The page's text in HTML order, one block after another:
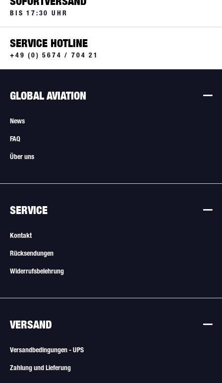
BIS 17:30 UHR
SERVICE HOTLINE
+49 (0) 5674 / 704 21
GLOBAL AVIATION
News
FAQ
Über uns
SERVICE
Kontakt
Rücksendungen
Widerrufsbelehrung
VERSAND
Versandbedingungen - UPS
Zahlung und Lieferung